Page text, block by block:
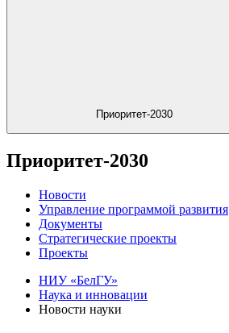
Приоритет-2030
Приоритет-2030
Новости
Управление программой развития
Документы
Стратегические проекты
Проекты
НИУ «БелГУ»
Наука и инновации
Новости науки